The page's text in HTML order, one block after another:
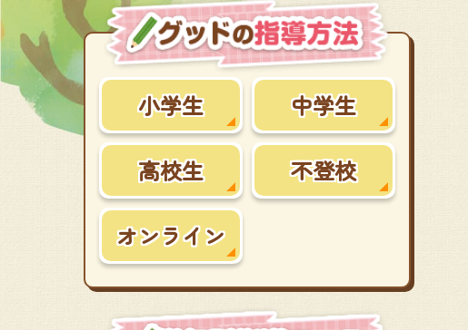
小学生 中学生
高校生 不登校
オンライン